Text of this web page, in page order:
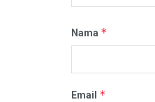
Nama *
Email *